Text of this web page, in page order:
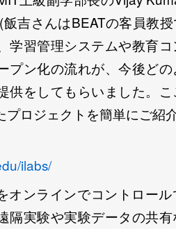
吉さんはBEATの客員教
学習管理システムや教育
プン化の流れが、今後ど
供をしてもらいました。
プロジェクトを簡単にご紹
ilabs/
オンラインでコントロー
隔実験や実験データの共